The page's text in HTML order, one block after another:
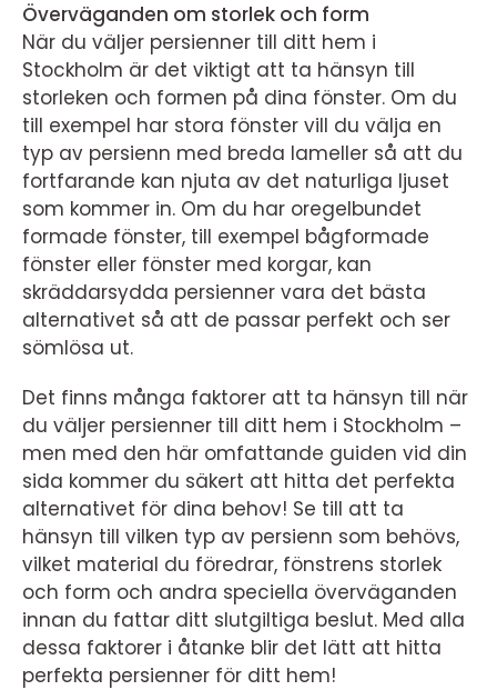
Överväganden om storlek och form
När du väljer persienner till ditt hem i
Stockholm är det viktigt att ta hänsyn till
storleken och formen på dina fönster. Om du
till exempel har stora fönster vill du välja en
typ av persienn med breda lameller så att du
fortfarande kan njuta av det naturliga ljuset
som kommer in. Om du har oregelbundet
formade fönster, till exempel bågformade
fönster eller fönster med korgar, kan
skräddarsydda persienner vara det bästa
alternativet så att de passar perfekt och ser
sömlösa ut.
Det finns många faktorer att ta hänsyn till när
du väljer persienner till ditt hem i Stockholm –
men med den här omfattande guiden vid din
sida kommer du säkert att hitta det perfekta
alternativet för dina behov! Se till att ta
hänsyn till vilken typ av persienn som behövs,
vilket material du föredrar, fönstrens storlek
och form och andra speciella överväganden
innan du fattar ditt slutgiltiga beslut. Med alla
dessa faktorer i åtanke blir det lätt att hitta
perfekta persienner för ditt hem!